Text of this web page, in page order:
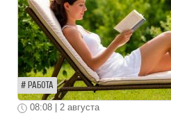
РАБОТА
08:08 | 2 августа